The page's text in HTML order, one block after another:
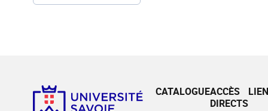
CATALOGUEACCÈS
DIRECTS